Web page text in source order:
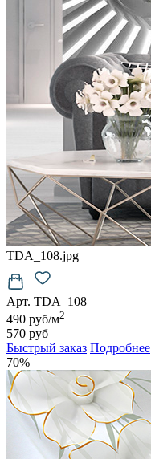
TDA_108.jpg
Арт. TDA_108
490 руб/м2
570 руб
Быстрый заказ Подробнее
70%